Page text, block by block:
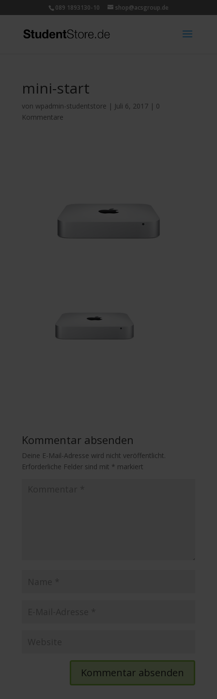
089 1893130-10 shop@acsgroup.de
mini-start
von wpadmin-studentstore | Juli 6, 2017| 0
Kommentare
Kommentar absenden
Deine E-Mail-Adresse wird nicht veröffentlicht.
Erforderliche Felder sind mit * markiert